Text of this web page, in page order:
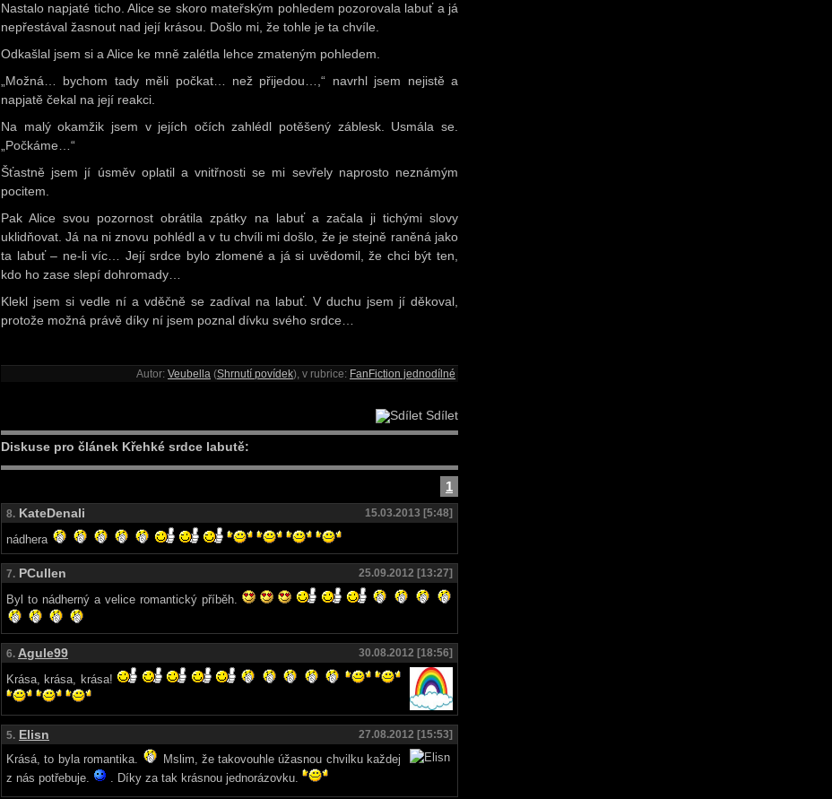
Nastalo napjaté ticho. Alice se skoro mateřským pohledem pozorovala labuť a já
nepřestával žasnout nad její krásou. Došlo mi, že tohle je ta chvíle.
Odkašlal jsem si a Alice ke mně zalétla lehce zmateným pohledem.
„Možná… bychom tady měli počkat… než přijedou…,“ navrhl jsem nejistě a
napjatě čekal na její reakci.
Na malý okamžik jsem v jejích očích zahlédl potěšený záblesk. Usmála se.
„Počkáme…“
Šťastně jsem jí úsměv oplatil a vnitřnosti se mi sevřely naprosto neznámým
pocitem.
Pak Alice svou pozornost obrátila zpátky na labuť a začala ji tichými slovy
uklidňovat. Já na ni znovu pohlédl a v tu chvíli mi došlo, že je stejně raněná jako
ta labuť – ne-li víc… Její srdce bylo zlomené a já si uvědomil, že chci být ten,
kdo ho zase slepí dohromady…
Klekl jsem si vedle ní a vděčně se zadíval na labuť. V duchu jsem jí děkoval,
protože možná právě díky ní jsem poznal dívku svého srdce…
Autor: Veubella (Shrnutí povídek), v rubrice: FanFiction jednodílné
Sdílet
Diskuse pro článek Křehké srdce labutě:
1
8. KateDenali 15.03.2013 [5:48]
nádhera
7. PCullen 25.09.2012 [13:27]
Byl to nádherný a velice romantický příběh.
6. Agule99 30.08.2012 [18:56]
Krása, krása, krása!
5. Elisn 27.08.2012 [15:53]
Krásá, to byla romantika.
Mslim, že takovouhle úžasnou chvilku každej
z nás potřebuje.
. Díky za tak krásnou jednorázovku.